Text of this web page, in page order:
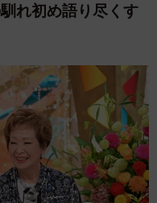
れ初め語り尽くす